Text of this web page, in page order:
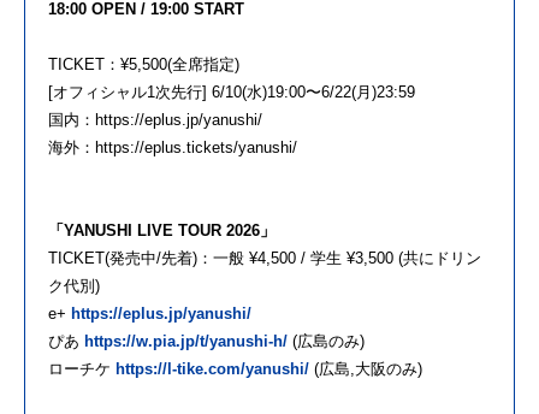
18:00 OPEN / 19:00 START
TICKET：¥5,500(全席指定)
[オフィシャル1次先行] 6/10(水)19:00〜6/22(月)23:59
国内：https://eplus.jp/yanushi/
海外：https://eplus.tickets/yanushi/
「YANUSHI LIVE TOUR 2026」
TICKET(発売中/先着)：一般 ¥4,500 / 学生 ¥3,500 (共にドリン
ク代別)
e+ https://eplus.jp/yanushi/
ぴあ https://w.pia.jp/t/yanushi-h/ (広島のみ)
ローチケ https://l-tike.com/yanushi/ (広島,大阪のみ)